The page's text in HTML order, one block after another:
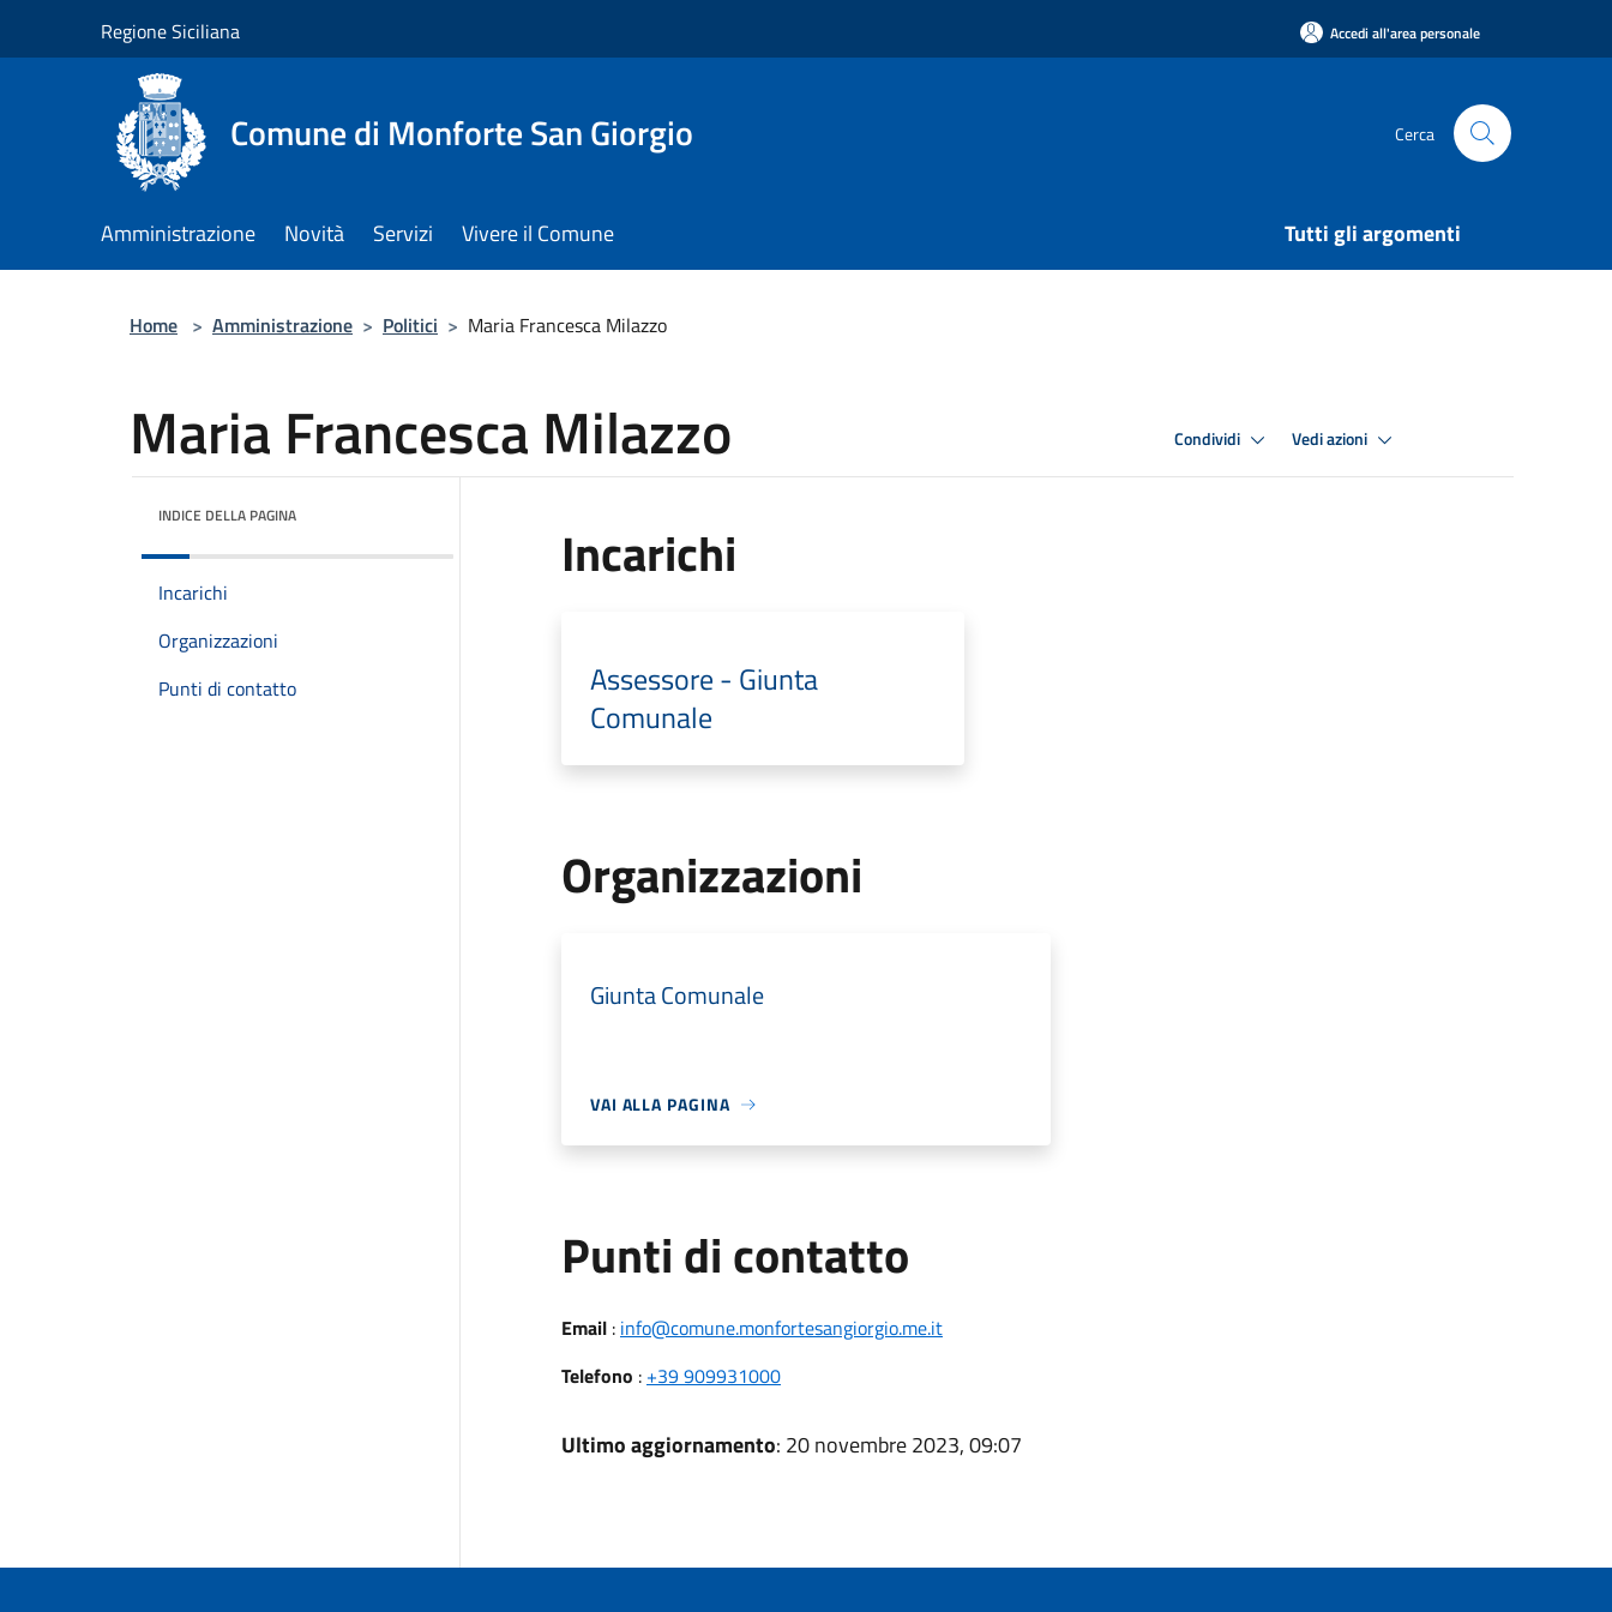
Regione Siciliana Accedi all'area personale
Comune di Monforte San Giorgio Cerca
Amministrazione Novità Servizi Vivere il Comune Tutti gli argomenti
Home > Amministrazione > Politici > Maria Francesca Milazzo
Maria Francesca Milazzo Condividi Vedi azioni
INDICE DELLA PAGINA
Incarichi
Organizzazioni
Punti di contatto
Incarichi
Assessore - Giunta
Comunale
Organizzazioni
Giunta Comunale
VAI ALLA PAGINA
Punti di contatto
Email: info@comune.monfortesangiorgio.me.it
Telefono : +39 909931000
Ultimo aggiornamento: 20 novembre 2023, 09:07